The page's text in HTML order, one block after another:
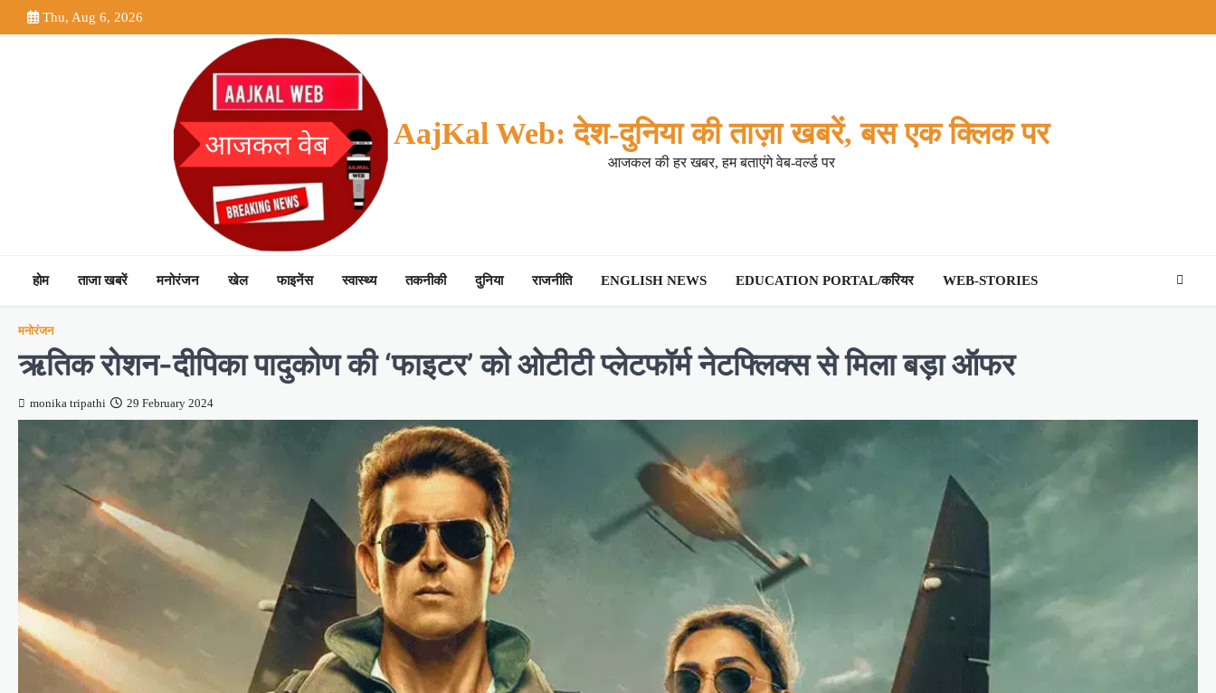
to
Thu, Aug 6, 2026
AajKal Web: देश-दुनिया की ताज़ा खबरें, बस एक क्लिक पर
आजकल की हर खबर, हम बताएंगे वेब-वर्ल्ड पर
होम ताजा खबरें मनोरंजन खेल फाइनेंस स्वास्थ्य तकनीकी दुनिया राजनीति ENGLISH NEWS EDUCATION PORTAL/करियर WEB-STORIES
मनोरंजन
ऋतिक रोशन-दीपिका पादुकोण की ‘फाइटर’ को ओटीटी प्लेटफॉर्म नेटफ्लिक्स से मिला बड़ा ऑफर
monika tripathi 29 February 2024